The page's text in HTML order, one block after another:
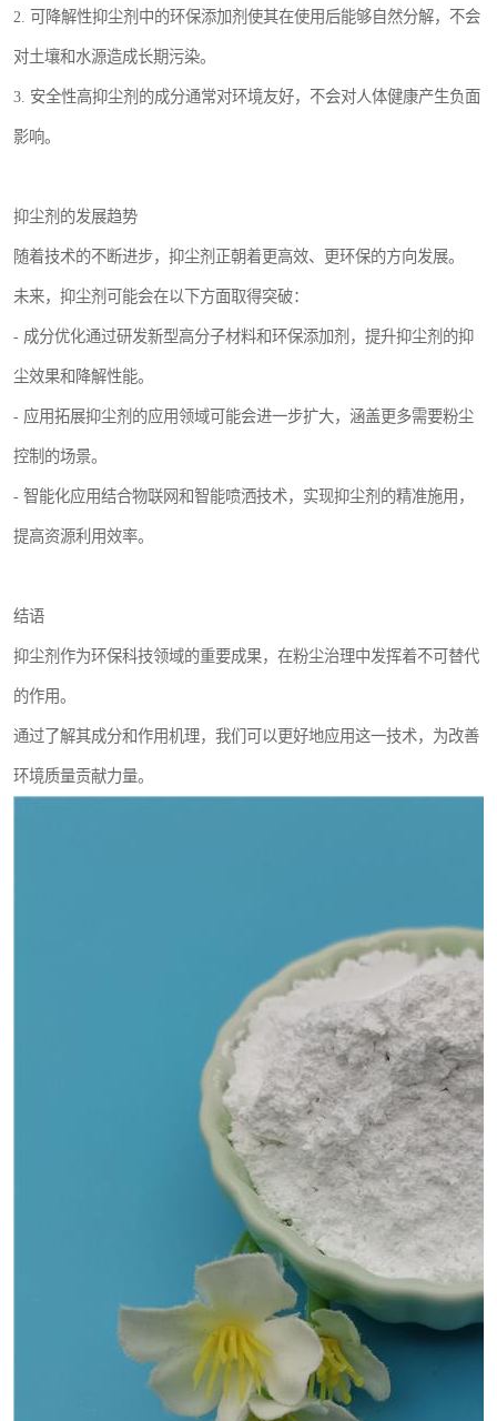
2. 可降解性抑尘剂中的环保添加剂使其在使用后能够自然分解，不会
对土壤和水源造成长期污染。
3. 安全性高抑尘剂的成分通常对环境友好，不会对人体健康产生负面
影响。
抑尘剂的发展趋势
随着技术的不断进步，抑尘剂正朝着更高效、更环保的方向发展。
未来，抑尘剂可能会在以下方面取得突破：
- 成分优化通过研发新型高分子材料和环保添加剂，提升抑尘剂的抑
尘效果和降解性能。
- 应用拓展抑尘剂的应用领域可能会进一步扩大，涵盖更多需要粉尘
控制的场景。
- 智能化应用结合物联网和智能喷洒技术，实现抑尘剂的精准施用，
提高资源利用效率。
结语
抑尘剂作为环保科技领域的重要成果，在粉尘治理中发挥着不可替代
的作用。
通过了解其成分和作用机理，我们可以更好地应用这一技术，为改善
环境质量贡献力量。